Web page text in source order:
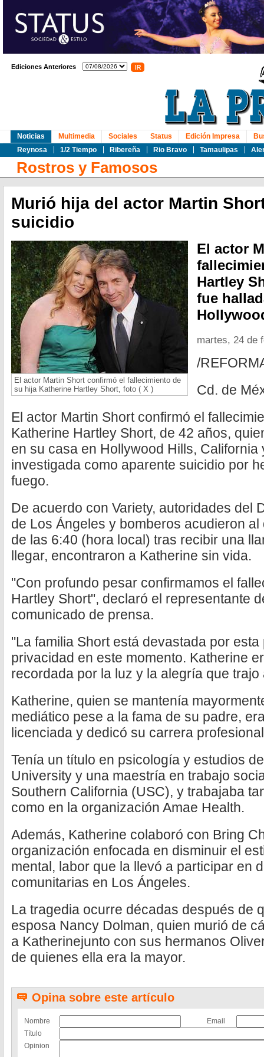
Ediciones Anteriores
Noticias
Reynosa
1/2 Tiempo Ribereña Rio Bravo Tamaulipas
Multimedia Sociales Status Edición Impresa
Rostros y Famosos
Murió hija del actor Martin
suicidio
El actor Martin Short confirmó el fallecimiento de
su hija Katherine Hartley Short, foto ( X )
El actor
Hartley
fue
martes, 24 de
/
Cd. de
El actor Martin Short confirmó el
Katherine Hartley Short, de 42 años,
en su casa en Hollywood Hills, California
investigada como aparente suicidio por
fuego.
De acuerdo con Variety, autoridades del
de Los Ángeles y bomberos acudieron
de las 6:40 (hora local) tras recibir una
llegar, encontraron a Katherine sin vida.
"Con profundo pesar confirmamos el
Hartley Short", declaró el representante
comunicado de prensa.
"La familia Short está devastada por
privacidad en este momento. Katherine
recordada por la luz y la alegría que trajo
Katherine, quien se mantenía
mediático pese a la fama de su padre,
licenciada y dedicó su carrera
Tenía un título en psicología y estudios
University y una maestría en trabajo
Southern California (USC), y trabajaba
como en la organización Amae Health.
Además, Katherine colaboró con Bring
organización enfocada en disminuir el
mental, labor que la llevó a participar en
comunitarias en Los Ángeles.
La tragedia ocurre décadas después de
esposa Nancy Dolman, quien murió de
a Katherinejunto con sus hermanos
de quienes ella era la mayor.
Opina sobre este artículo
Nombre
Email
Título
Opinion